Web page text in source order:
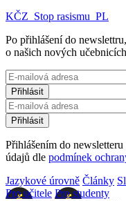
KČZ_Stop rasismu_PL
Po přihlášení do
o našich nových
Přihlášením do
údajů dle podmínek
Jazykové úrovně Články
Pro učitele Pro studenty